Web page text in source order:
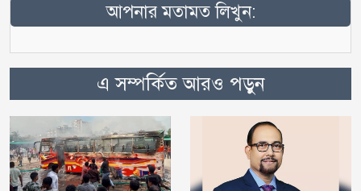
আপনার মতামত লিখুন:
এ সম্পর্কিত আরও পড়ুন